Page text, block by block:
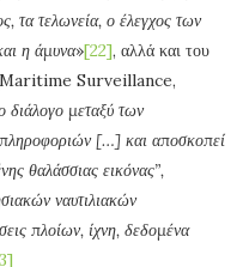
τα τελωνεία, ο έλεγχος των
η άμυνα»[22], αλλά και του
(Maritime Surveillance,
διάλογο μεταξύ των
[…] και αποσκοπεί
θαλάσσιας εικόνας”,
ναυτιλιακών
πλοίων, ίχνη, δεδομένα